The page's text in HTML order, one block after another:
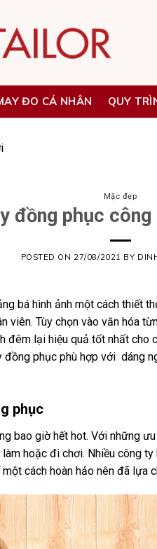
ĐO CÁ NHÂN QUY
Mặc đẹp
đồng phục
POSTED ON 27/08/2021 BY
bá hình ảnh một cách thiết
viên. Tùy chọn vào văn hóa
đêm lại hiệu quả tốt nhất cho
đồng phục phù hợp với dáng
phục
bao giờ hết hot. Với những
hoặc đi chơi. Nhiều công
cách hoàn hảo nên đã